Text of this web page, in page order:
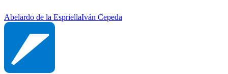
Abelardo de la EspriellaIván Cepeda